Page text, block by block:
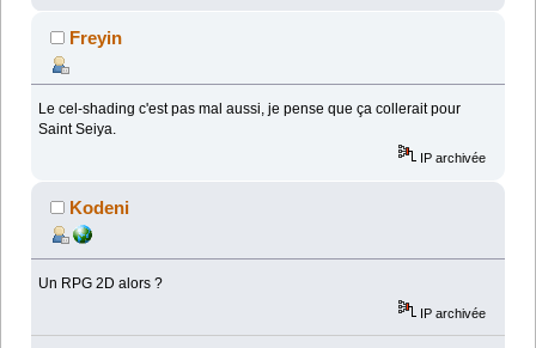
Freyin
Le cel-shading c'est pas mal aussi, je pense que ça collerait pour
Saint Seiya.
IP archivée
Kodeni
Un RPG 2D alors ?
IP archivée